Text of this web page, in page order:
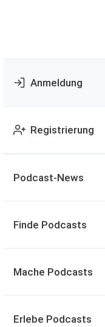
Anmeldung
Registrierung
Podcast-News
Finde Podcasts
Mache Podcasts
Erlebe Podcasts